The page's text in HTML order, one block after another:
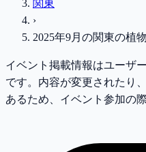
関東
›
2025年9月 の関東の植
イベント掲載情報はユーザ
です。内容が変更されたり
あるため、イベント参加の